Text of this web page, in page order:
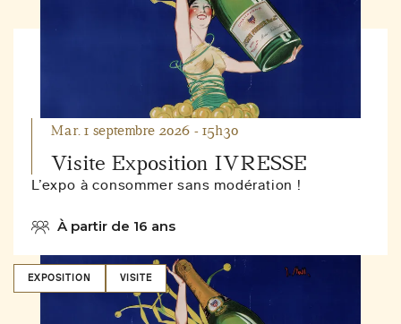
Visite Exposition IVRESSE
Mar. 1 septembre 2026 - 15h30
L’expo à consommer sans modération !
À partir de 16 ans
EXPOSITION VISITE